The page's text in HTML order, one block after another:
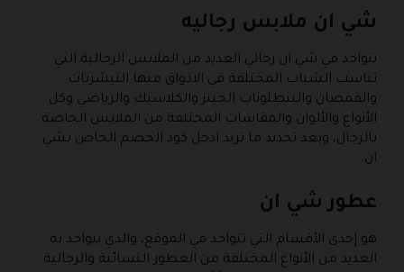
شي ان ملابس رجاليه
يتواجد في شي ان رجالي العديد من الملابس الرجالية التي
تناسب الشباب المختلفة في الاذواق منها التيشرتات
والقمصان والبنطلونات الجينز والكلاسيك والرياضي وكل
الأنواع والألوان والمقاسات المختلفة من الملابس الخاصة
بالرجال، وبعد تحديد ما تريد ادخل كود الخصم الخاص بشي
ان.
عطور شي ان
هو إحدى الأقسام التي تتواجد في الموقع، والذي يتواجد به
العديد من الأنواع المختلفة من العطور النسائية والرجالية